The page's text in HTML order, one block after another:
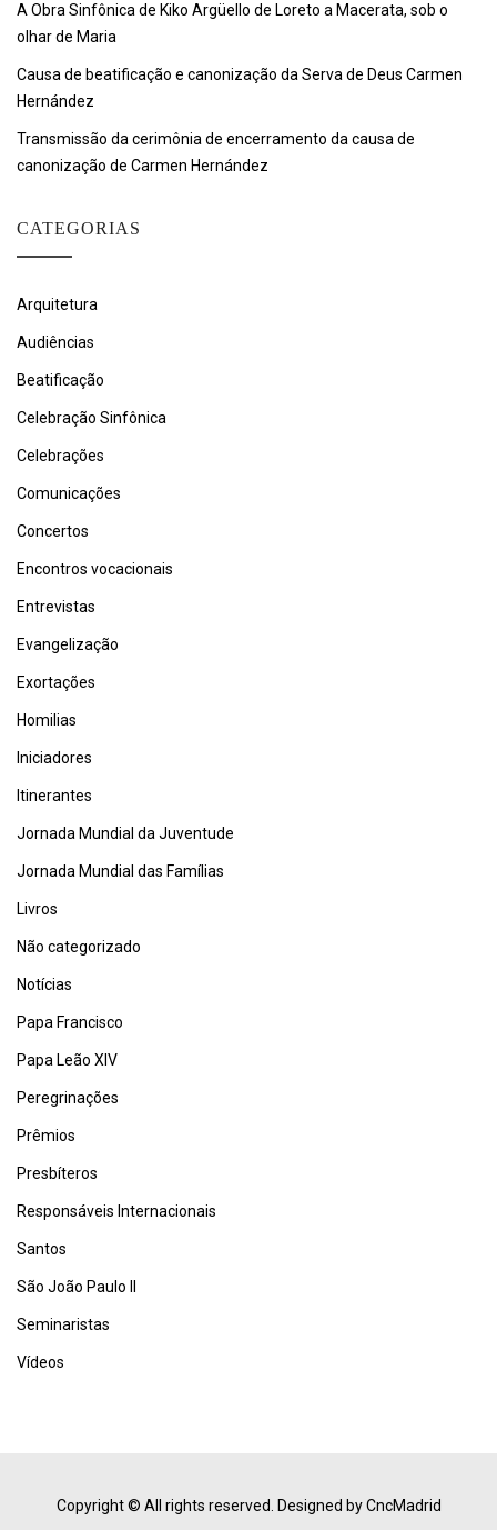
A Obra Sinfônica de Kiko Argüello de Loreto a Macerata, sob o
olhar de Maria
Causa de beatificação e canonização da Serva de Deus Carmen
Hernández
Transmissão da cerimônia de encerramento da causa de
canonização de Carmen Hernández
CATEGORIAS
Arquitetura
Audiências
Beatificação
Celebração Sinfônica
Celebrações
Comunicações
Concertos
Encontros vocacionais
Entrevistas
Evangelização
Exortações
Homilias
Iniciadores
Itinerantes
Jornada Mundial da Juventude
Jornada Mundial das Famílias
Livros
Não categorizado
Notícias
Papa Francisco
Papa Leão XIV
Peregrinações
Prêmios
Presbíteros
Responsáveis Internacionais
Santos
São João Paulo II
Seminaristas
Vídeos
Copyright © All rights reserved. Designed by CncMadrid